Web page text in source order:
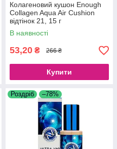
Колагеновий кушон Enough
Collagen Aqua Air Cushion
відтінок 21, 15 г
В наявності
53,20 ₴ 266 ₴
Купити
Роздріб –78%